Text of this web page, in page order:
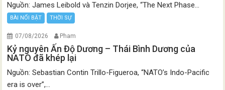
Nguồn: James Leibold và Tenzin Dorjee, “The Next Phase...
BÀI NỔI BẬT THỜI SỰ
07/08/2026 Pham
Kỷ nguyên Ấn Độ Dương – Thái Bình Dương của
NATO đã khép lại
Nguồn: Sebastian Contin Trillo-Figueroa, “NATO’s Indo-Pacific
era is over”,...